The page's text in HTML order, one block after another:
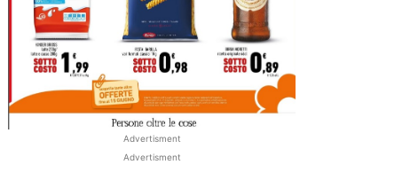
Advertisment
Advertisment